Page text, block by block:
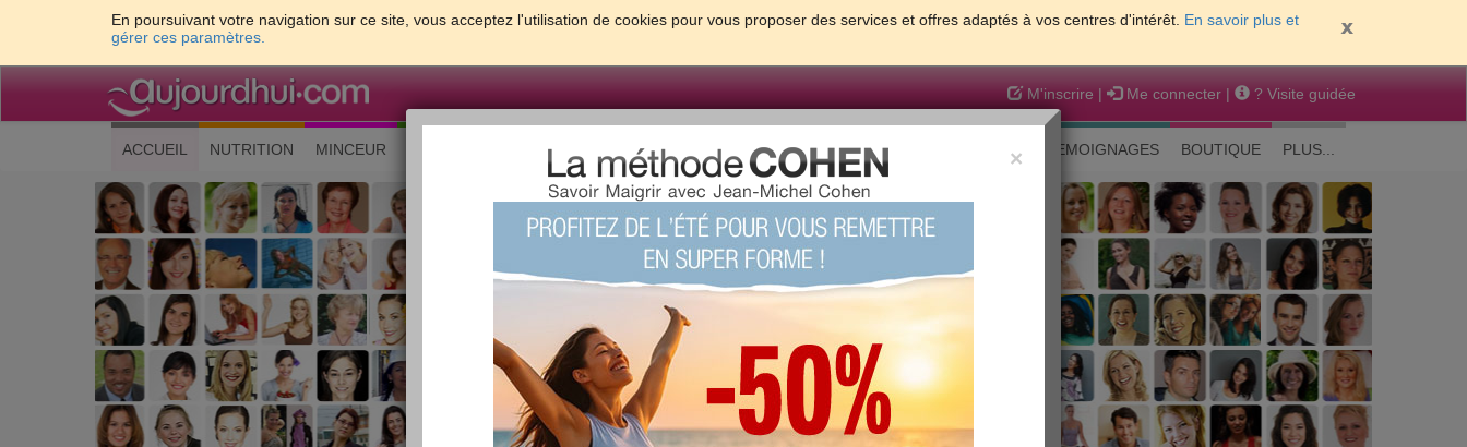
En poursuivant votre navigation sur ce site, vous acceptez l'utilisation de cookies pour vous proposer des services et offres adaptés à vos centres d'intérêt. En savoir plus et
gérer ces paramètres.
M'inscrire | Me connecter | ? Visite guidée
ACCUEIL (current)
NUTRITION MINCEUR FORME & SANTE PSYCHO & TESTS GROSSESSE & BEBE TEMOIGNAGES BOUTIQUE PLUS...
Les meilleures solutions pour maigrir et être bien dans sa peau
×